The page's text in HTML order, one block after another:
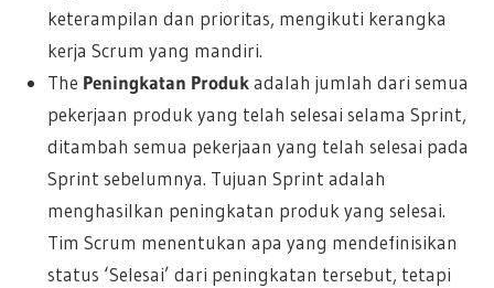
keterampilan dan prioritas, mengikuti kerangka
kerja Scrum yang mandiri.
The Peningkatan Produkadalah jumlah dari semua
pekerjaan produk yang telah selesai selama Sprint,
ditambah semua pekerjaan yang telah selesai pada
Sprint sebelumnya. Tujuan Sprint adalah
menghasilkan peningkatan produk yang selesai.
Tim Scrum menentukan apa yang mendefinisikan
status ‘Selesai’ dari peningkatan tersebut, tetapi